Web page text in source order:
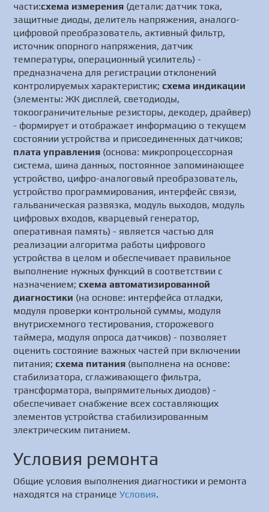
части:схема измерения (детали: датчик тока,
защитные диоды, делитель напряжения, аналого-
цифровой преобразователь, активный фильтр,
источник опорного напряжения, датчик
температуры, операционный усилитель) -
предназначена для регистрации отклонений
контролируемых характеристик;схема индикации
(элементы: ЖК дисплей, светодиоды,
токоограничительные резисторы, декодер, драйвер)
- формирует и отображает информацию о текущем
состоянии устройства и присоединенных датчиков;
плата управления (основа: микропроцессорная
система, шина данных, постоянное запоминающее
устройство, цифро-аналоговый преобразователь,
устройство программирования, интерфейс связи,
гальваническая развязка, модуль выходов, модуль
цифровых входов, кварцевый генератор,
оперативная память) - является частью для
реализации алгоритма работы цифрового
устройства в целом и обеспечивает правильное
выполнение нужных функций в соответствии с
назначением;схема автоматизированной
диагностики (на основе: интерфейса отладки,
модуля проверки контрольной суммы, модуля
внутрисхемного тестирования, сторожевого
таймера, модуля опроса датчиков) - позволяет
оценить состояние важных частей при включении
питания;схема питания (выполнена на основе:
стабилизатора, сглаживающего фильтра,
трансформатора, выпрямительных диодов) -
обеспечивает снабжение всех составляющих
элементов устройства стабилизированным
электрическим питанием.
Условия ремонта
Общие условия выполнения диагностики и ремонта
находятся на страницеУсловия.